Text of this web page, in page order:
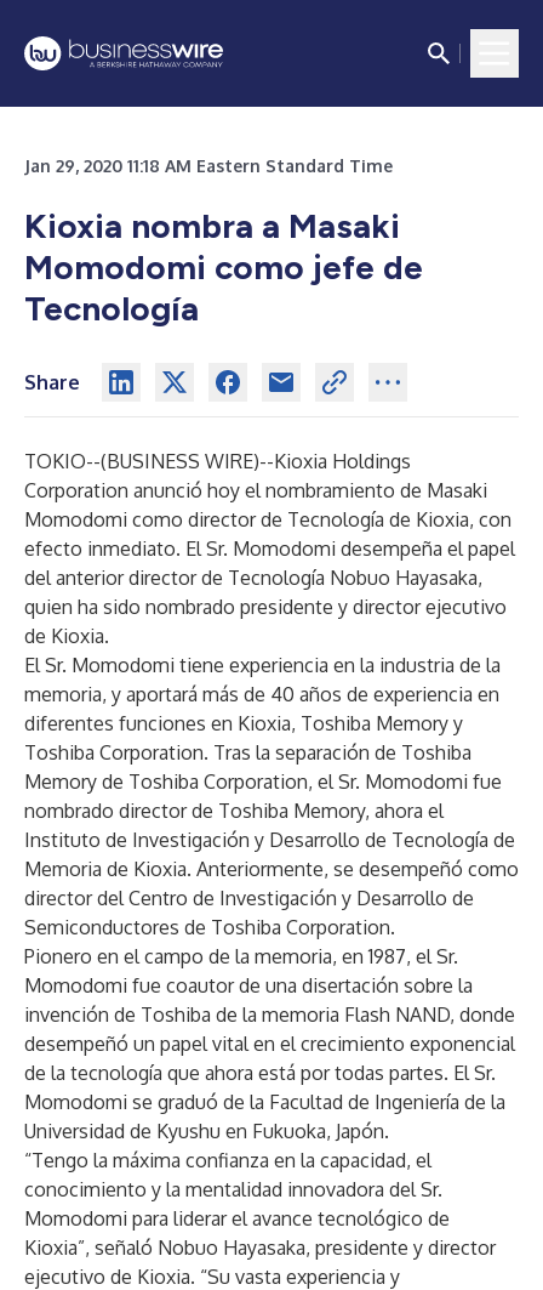
Jan 29, 2020 11:18 AM Eastern Standard Time
Kioxia nombra a Masaki
Momodomi como jefe de
Tecnología
Share
TOKIO--(BUSINESS WIRE)--Kioxia Holdings
Corporation anunció hoy el nombramiento de Masaki
Momodomi como director de Tecnología de Kioxia, con
efecto inmediato. El Sr. Momodomi desempeña el papel
del anterior director de Tecnología Nobuo Hayasaka,
quien ha sido nombrado presidente y director ejecutivo
de Kioxia.
El Sr. Momodomi tiene experiencia en la industria de la
memoria, y aportará más de 40 años de experiencia en
diferentes funciones en Kioxia, Toshiba Memory y
Toshiba Corporation. Tras la separación de Toshiba
Memory de Toshiba Corporation, el Sr. Momodomi fue
nombrado director de Toshiba Memory, ahora el
Instituto de Investigación y Desarrollo de Tecnología de
Memoria de Kioxia. Anteriormente, se desempeñó como
director del Centro de Investigación y Desarrollo de
Semiconductores de Toshiba Corporation.
Pionero en el campo de la memoria, en 1987, el Sr.
Momodomi fue coautor de una disertación sobre la
invención de Toshiba de la memoria Flash NAND, donde
desempeñó un papel vital en el crecimiento exponencial
de la tecnología que ahora está por todas partes. El Sr.
Momodomi se graduó de la Facultad de Ingeniería de la
Universidad de Kyushu en Fukuoka, Japón.
“Tengo la máxima confianza en la capacidad, el
conocimiento y la mentalidad innovadora del Sr.
Momodomi para liderar el avance tecnológico de
Kioxia”, señaló Nobuo Hayasaka, presidente y director
ejecutivo de Kioxia. “Su vasta experiencia y